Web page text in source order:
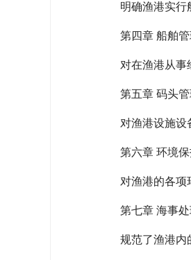
明确渔港实行船
第四章 船舶管
对在渔港从事经
第五章 码头管
对渔港设施设备
第六章 环境保
对渔港的各项环
第七章 海事处
规范了渔港内的